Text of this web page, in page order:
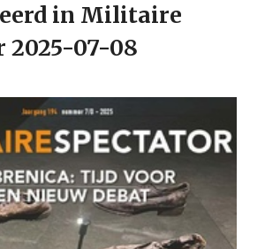
in Militaire
2025-07-08